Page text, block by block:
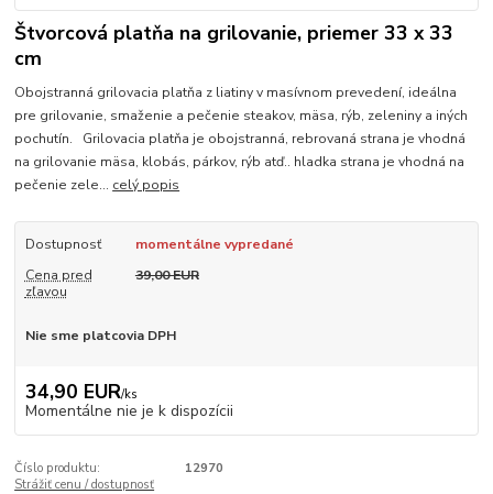
Štvorcová platňa na grilovanie, priemer 33 x 33
cm
Obojstranná grilovacia platňa z liatiny v masívnom prevedení, ideálna
pre grilovanie, smaženie a pečenie steakov, mäsa, rýb, zeleniny a iných
pochutín. Grilovacia platňa je obojstranná, rebrovaná strana je vhodná
na grilovanie mäsa, klobás, párkov, rýb atď.. hladka strana je vhodná na
pečenie zele... celý popis
Dostupnosť
momentálne vypredané
Cena pred
zľavou
39,00 EUR
Nie sme platcovia DPH
34,90 EUR/ks
Momentálne nie je k dispozícii
Číslo produktu:
12970
Strážiť cenu / dostupnosť